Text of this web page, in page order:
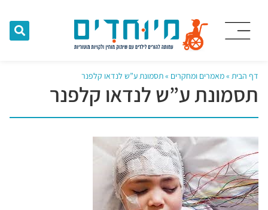
דף הבית »מאמרים ומחקרים »תסמונת ע”ש לנדאו קלפנר
תסמונת ע”ש לנדאו קלפנר